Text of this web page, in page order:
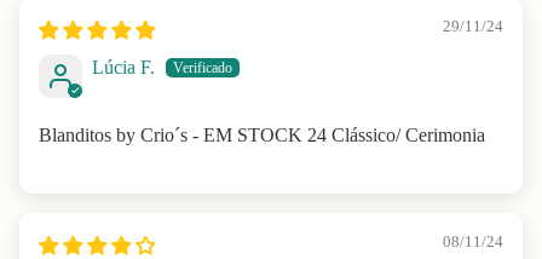
29/11/24
Lúcia F.
Blanditos by Crio´s - EM STOCK 24 Clássico/ Cerimonia
08/11/24